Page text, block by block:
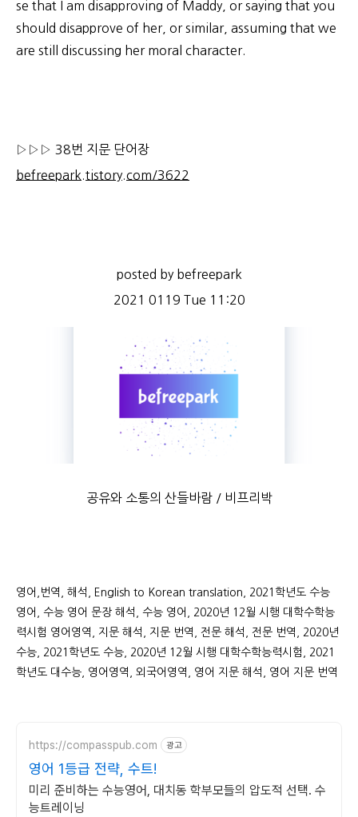
se that I am disapproving of Maddy, or saying that you
should disapprove of her, or similar, assuming that we
are still discussing her moral character.
▷▷▷ 38번 지문 단어장
befreepark.tistory.com/3622
posted by befreepark
2021 0119 Tue 11:20
공유와 소통의 산들바람 / 비프리박
영어,번역, 해석, English to Korean translation, 2021학년도 수능
영어, 수능 영어 문장 해석, 수능 영어, 2020년 12월 시행 대학수학능
력시험 영어영역, 지문 해석, 지문 번역, 전문 해석, 전문 번역, 2020년
수능, 2021학년도 수능, 2020년 12월 시행 대학수학능력시험, 2021
학년도 대수능, 영어영역, 외국어영역, 영어 지문 해석, 영어 지문 번역
https://compasspub.com 광고
영어 1등급 전략, 수트!
미리 준비하는 수능영어, 대치동 학부모들의 압도적 선택. 수
능트레이닝